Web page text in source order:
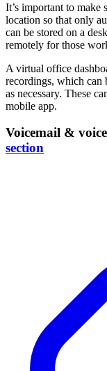
It’s important to make
location so that only
can be stored on a
remotely for those
A virtual office
recordings, which can
as necessary. These
mobile app.
Voicemail &
section